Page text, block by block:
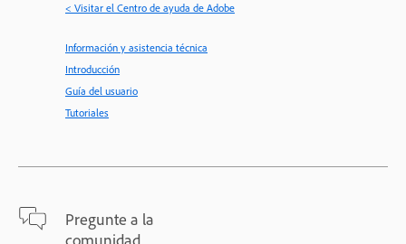
< Visitar el Centro de ayuda de Adobe
Información y asistencia técnica
Introducción
Guía del usuario
Tutoriales
Pregunte a la
comunidad